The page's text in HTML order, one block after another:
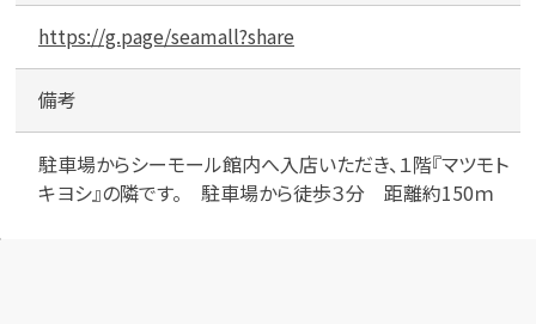
https://g.page/seamall?share
備考
駐車場からシーモール館内へ入店いただき、１階『マツモト
キヨシ』の隣です。 駐車場から徒歩３分 距離約150ｍ